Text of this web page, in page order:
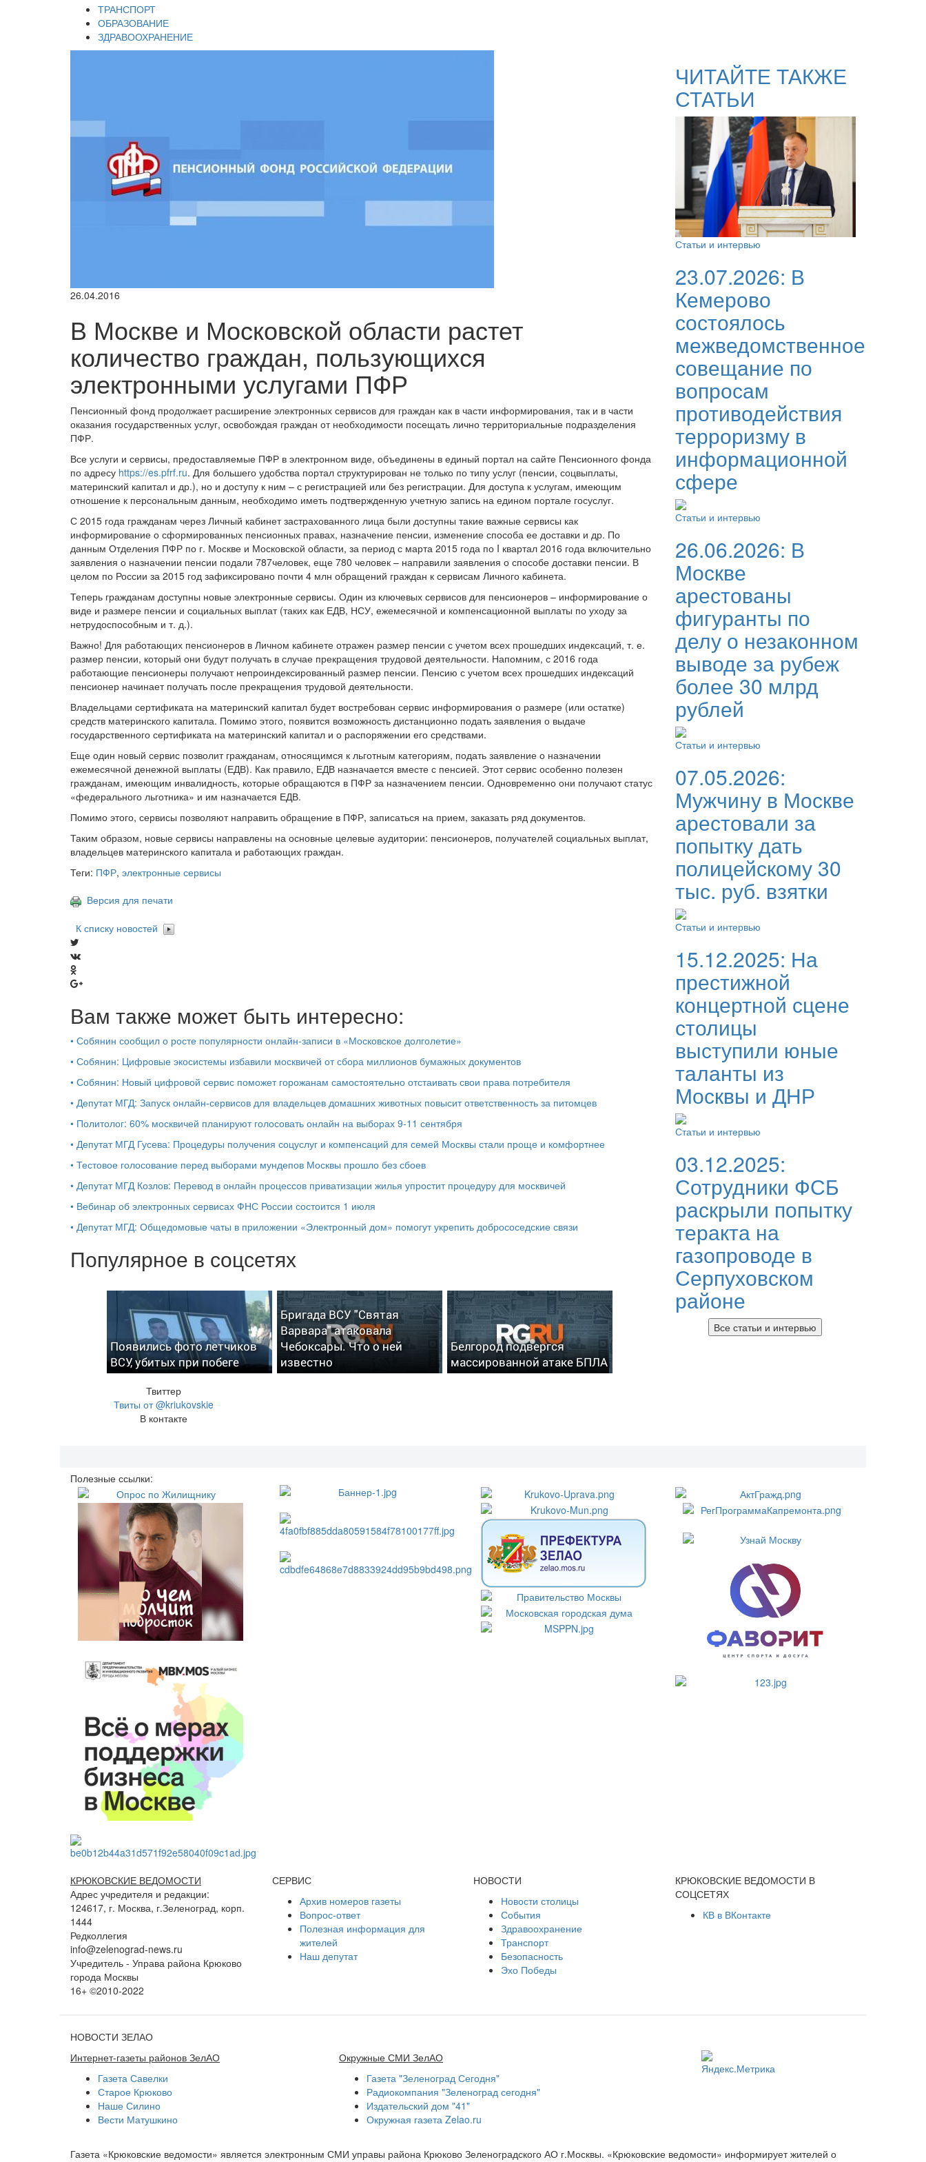
ТРАНСПОРТ
ОБРАЗОВАНИЕ
ЗДРАВООХРАНЕНИЕ
26.04.2016
В Москве и Московской области растет
количество граждан, пользующихся
электронными услугами ПФР
Пенсионный фонд продолжает расширение электронных сервисов для граждан как в части информирования, так и в части
оказания государственных услуг, освобождая граждан от необходимости посещать лично территориальные подразделения
ПФР.
Все услуги и сервисы, предоставляемые ПФР в электронном виде, объединены в единый портал на сайте Пенсионного фонда
по адресу https://es.pfrf.ru. Для большего удобства портал структурирован не только по типу услуг (пенсии, соцвыплаты,
материнский капитал и др.), но и доступу к ним – с регистрацией или без регистрации. Для доступа к услугам, имеющим
отношение к персональным данным, необходимо иметь подтвержденную учетную запись на едином портале госуслуг.
С 2015 года гражданам через Личный кабинет застрахованного лица были доступны такие важные сервисы как
информирование о сформированных пенсионных правах, назначение пенсии, изменение способа ее доставки и др. По
данным Отделения ПФР по г. Москве и Московской области, за период с марта 2015 года по I квартал 2016 года включительно
заявления о назначении пенсии подали 787человек, еще 780 человек – направили заявления о способе доставки пенсии. В
целом по России за 2015 год зафиксировано почти 4 млн обращений граждан к сервисам Личного кабинета.
Теперь гражданам доступны новые электронные сервисы. Один из ключевых сервисов для пенсионеров – информирование о
виде и размере пенсии и социальных выплат (таких как ЕДВ, НСУ, ежемесячной и компенсационной выплаты по уходу за
нетрудоспособным и т. д.).
Важно! Для работающих пенсионеров в Личном кабинете отражен размер пенсии с учетом всех прошедших индексаций, т. е.
размер пенсии, который они будут получать в случае прекращения трудовой деятельности. Напомним, с 2016 года
работающие пенсионеры получают непроиндексированный размер пенсии. Пенсию с учетом всех прошедших индексаций
пенсионер начинает получать после прекращения трудовой деятельности.
Владельцами сертификата на материнский капитал будет востребован сервис информирования о размере (или остатке)
средств материнского капитала. Помимо этого, появится возможность дистанционно подать заявления о выдаче
государственного сертификата на материнский капитал и о распоряжении его средствами.
Еще один новый сервис позволит гражданам, относящимся к льготным категориям, подать заявление о назначении
ежемесячной денежной выплаты (ЕДВ). Как правило, ЕДВ назначается вместе с пенсией. Этот сервис особенно полезен
гражданам, имеющим инвалидность, которые обращаются в ПФР за назначением пенсии. Одновременно они получают статус
«федерального льготника» и им назначается ЕДВ.
Помимо этого, сервисы позволяют направить обращение в ПФР, записаться на прием, заказать ряд документов.
Таким образом, новые сервисы направлены на основные целевые аудитории: пенсионеров, получателей социальных выплат,
владельцев материнского капитала и работающих граждан.
Теги: ПФР, электронные сервисы
Версия для печати
К списку новостей
Вам также может быть интересно:
• Собянин сообщил о росте популярности онлайн-записи в «Московское долголетие»
• Собянин: Цифровые экосистемы избавили москвичей от сбора миллионов бумажных документов
• Собянин: Новый цифровой сервис поможет горожанам самостоятельно отстаивать свои права потребителя
• Депутат МГД: Запуск онлайн-сервисов для владельцев домашних животных повысит ответственность за питомцев
• Политолог: 60% москвичей планируют голосовать онлайн на выборах 9-11 сентября
• Депутат МГД Гусева: Процедуры получения соцуслуг и компенсаций для семей Москвы стали проще и комфортнее
• Тестовое голосование перед выборами мундепов Москвы прошло без сбоев
• Депутат МГД Козлов: Перевод в онлайн процессов приватизации жилья упростит процедуру для москвичей
• Вебинар об электронных сервисах ФНС России состоится 1 июля
• Депутат МГД: Общедомовые чаты в приложении «Электронный дом» помогут укрепить добрососедские связи
Популярное в соцсетях
Появились фото летчиков
ВСУ, убитых при побеге
Бригада ВСУ "Святая
Варвара" атаковала
Чебоксары. Что о ней
известно
Белгород подвергся
массированной атаке БПЛА
Твиттер
Твиты от @kriukovskie
В контакте
ЧИТАЙТЕ ТАКЖЕ
СТАТЬИ
Статьи и интервью
23.07.2026: В
Кемерово
состоялось
межведомственное
совещание по
вопросам
противодействия
терроризму в
информационной
сфере
Статьи и интервью
26.06.2026: В
Москве
арестованы
фигуранты по
делу о незаконном
выводе за рубеж
более 30 млрд
рублей
Статьи и интервью
07.05.2026:
Мужчину в Москве
арестовали за
попытку дать
полицейскому 30
тыс. руб. взятки
Статьи и интервью
15.12.2025: На
престижной
концертной сцене
столицы
выступили юные
таланты из
Москвы и ДНР
Статьи и интервью
03.12.2025:
Сотрудники ФСБ
раскрыли попытку
теракта на
газопроводе в
Серпуховском
районе
Все статьи и интервью
Полезные ссылки:
КРЮКОВСКИЕ ВЕДОМОСТИ
Адрес учредителя и редакции:
124617, г. Москва, г.Зеленоград, корп.
1444
Редколлегия
info@zelenograd-news.ru
Учредитель - Управа района Крюково
города Москвы
16+ ©2010-2022
СЕРВИС
Архив номеров газеты
Вопрос-ответ
Полезная информация для
жителей
Наш депутат
НОВОСТИ
Новости столицы
События
Здравоохранение
Транспорт
Безопасность
Эхо Победы
КРЮКОВСКИЕ ВЕДОМОСТИ В
СОЦСЕТЯХ
КВ в ВКонтакте
НОВОСТИ ЗЕЛАО
Интернет-газеты районов ЗелАО
Газета Савелки
Старое Крюково
Наше Силино
Вести Матушкино
Окружные СМИ ЗелАО
Газета "Зеленоград Сегодня"
Радиокомпания "Зеленоград сегодня"
Издательский дом "41"
Окружная газета Zelao.ru
Газета «Крюковские ведомости» является электронным СМИ управы района Крюково Зеленоградского АО г.Москвы. «Крюковские ведомости» информирует жителей о